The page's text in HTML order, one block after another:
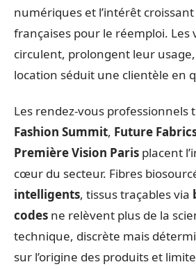
numériques et l’intérêt
françaises pour le réemploi. Les
circulent, prolongent leur
location séduit une clientèle en
Les rendez-vous professionnels
Fashion Summit, Future
Première Vision Paris placent
cœur du secteur. Fibres
intelligents, tissus traçables via
codes ne relèvent plus de la
technique, discrète mais
sur l’origine des produits et